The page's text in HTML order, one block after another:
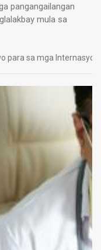
na
ng
pangangailangan
mula sa
para sa mga